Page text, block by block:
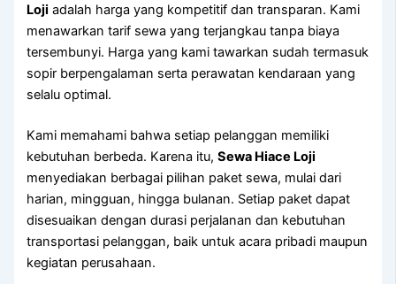
Loji adalah harga yang kompetitif dan transparan. Kami
menawarkan tarif sewa yang terjangkau tanpa biaya
tersembunyi. Harga yang kami tawarkan sudah termasuk
sopir berpengalaman serta perawatan kendaraan yang
selalu optimal.
Kami memahami bahwa setiap pelanggan memiliki
kebutuhan berbeda. Karena itu,Sewa Hiace Loji
menyediakan berbagai pilihan paket sewa, mulai dari
harian, mingguan, hingga bulanan. Setiap paket dapat
disesuaikan dengan durasi perjalanan dan kebutuhan
transportasi pelanggan, baik untuk acara pribadi maupun
kegiatan perusahaan.